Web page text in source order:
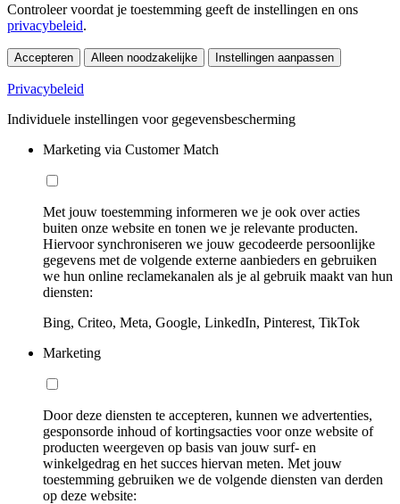
Controleer voordat je toestemming geeft de instellingen en ons
privacybeleid.
Accepteren Alleen noodzakelijke Instellingen aanpassen
Privacybeleid
Individuele instellingen voor gegevensbescherming
Marketing via Customer Match
Met jouw toestemming informeren we je ook over acties
buiten onze website en tonen we je relevante producten.
Hiervoor synchroniseren we jouw gecodeerde persoonlijke
gegevens met de volgende externe aanbieders en gebruiken
we hun online reclamekanalen als je al gebruik maakt van hun
diensten:
Bing, Criteo, Meta, Google, LinkedIn, Pinterest, TikTok
Marketing
Door deze diensten te accepteren, kunnen we advertenties,
gesponsorde inhoud of kortingsacties voor onze website of
producten weergeven op basis van jouw surf- en
winkelgedrag en het succes hiervan meten. Met jouw
toestemming gebruiken we de volgende diensten van derden
op deze website: